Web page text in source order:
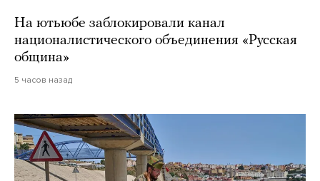
На ютьюбе заблокировали канал
националистического объединения «Русская
община»
5 часов назад